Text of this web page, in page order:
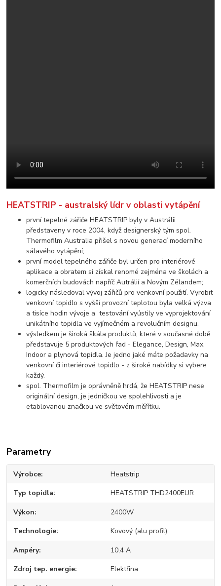
HEATSTRIP - australský lídr v oblasti vytápění
první tepelné zářiče HEATSTRIP byly v Austrálii
představeny v roce 2004, když designerský tým spol.
Thermofilm Australia přišel s novou generací moderního
sálavého vytápění;
první model tepelného zářiče byl určen pro interiérové
aplikace a obratem si získal renomé zejména ve školách a
komerčních budovách napříč Autrálií a Novým Zélandem;
logicky následoval vývoj zářičů pro venkovní použití. Vyrobit
venkovní topidlo s vyšší provozní teplotou byla velká výzva
a tisíce hodin vývoje a testování vyústily ve vyprojektování
unikátního topidla ve vyjímečném a revolučním designu.
výsledkem je široká škála produktů, které v současné době
představuje 5 produktových řad - Elegance, Design, Max,
Indoor a plynová topidla. Je jedno jaké máte požadavky na
venkovní či interiérové topidlo - z široké nabídky si vybere
každý.
spol. Thermofilm je oprávněně hrdá, že HEATSTRIP nese
originální design, je jedničkou ve spolehlivosti a je
etablovanou značkou ve světovém měřítku.
Parametry
Výrobce Heatstrip
Typ topidla HEATSTRIP THD2400EUR
Výkon 2400W
Technologie Kovový (alu profil)
Ampéry 10,4 A
Zdroj tep. energie Elektřina